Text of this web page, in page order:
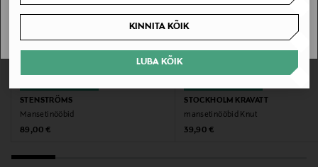
KINNITA KÕIK
LUBA KÕIK
Suurus
One size
Tootjamaa
HIINA
Valmistaja tootenumber
754-B
STENSTRÖMS
Mansetinööbid
Original Price
89,00 €
STOCKHOLM KRAVATT
mansetinööbid Knut
Original Price
39,90 €
SAAN ARU